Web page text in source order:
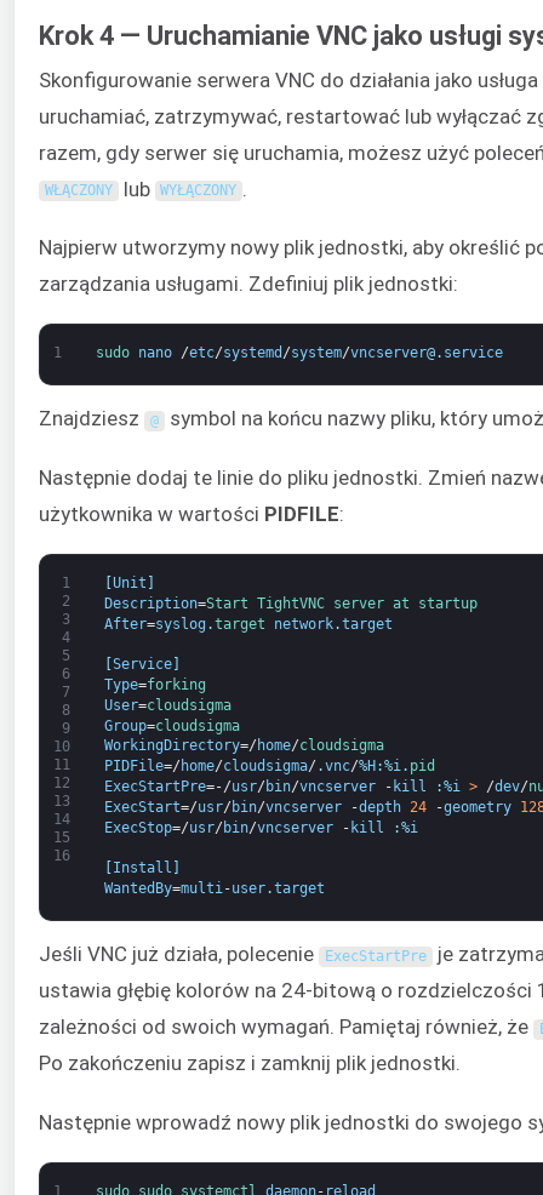
Krok 4 — Uruchamianie VNC jako usługi
Skonfigurowanie serwera VNC do działania jako
uruchamiać, zatrzymywać, restartować lub wyłączać
razem, gdy serwer się uruchamia, możesz użyć
WŁĄCZONY lub WYŁĄCZONY
Najpierw utworzymy nowy plik jednostki, aby określić
zarządzania usługami. Zdefiniuj plik jednostki:
1 sudo nano /etc/systemd /system/vncserver@. service
Znajdziesz @ symbol na końcu nazwy pliku, który
Następnie dodaj te linie do pliku jednostki. Zmień
użytkownika w wartości PIDFILE:
1
2
3
4
5
6
7
8
9
10
11
12
13
14
15
16
Unit
Description=Start TightVNC server at
startup
After=syslog .target network.target
Service]
Type=forking
User=cloudsigma
Group=cloudsigma
WorkingDirectory=/ home/cloudsigma
PIDFile=/ home/cloudsigma/ .vnc/%H :%i. pid
ExecStartPre=-/usr/ bin/vncserver - kill :%i > /dev/
ExecStart=/usr/ bin/vncserver -depth 24 -geometry
ExecStop=/usr/ bin/vncserver - kill :%i
Install
WantedBy=multi-user.target
Jeśli VNC już działa, polecenie ExecStartPre je
ustawia głębię kolorów na 24-bitową o
zależności od swoich wymagań. Pamiętaj również, że
Po zakończeniu zapisz i zamknij plik jednostki.
Następnie wprowadź nowy plik jednostki do swojego
1 sudo sudo systemctl daemon- reload